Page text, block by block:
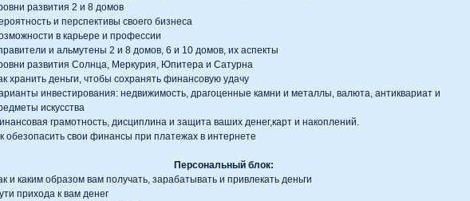
развития 2 и 8 домов
и перспективы своего бизнеса
в карьере и профессии
и альмутены 2 и 8 домов, 6 и 10 домов, их аспекты
развития Солнца, Меркурия, Юпитера и Сатурна
хранить деньги, чтобы сохранять финансовую удачу
инвестирования: недвижимость, драгоценные камни и металлы, валюта, антиквариат и
искусства
грамотность, дисциплина и защита ваших денег,карт и накоплений.
обезопасить свои финансы при платежах в интернете
Персональный блок:
и каким образом вам получать, зарабатывать и привлекать деньги
прихода к вам денег